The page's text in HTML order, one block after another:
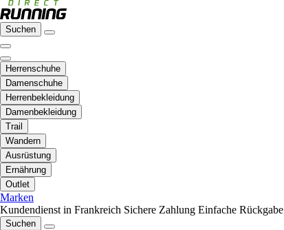
Suchen
Herrenschuhe
Damenschuhe
Herrenbekleidung
Damenbekleidung
Trail
Wandern
Ausrüstung
Ernährung
Outlet
Marken
Kundendienst in Frankreich Sichere Zahlung Einfache Rückgabe
Suchen